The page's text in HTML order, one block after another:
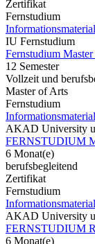
Zertifikat
Fernstudium
IU Fernstudium
Fernstudium
12 Semester
Vollzeit und
Master of Arts
Fernstudium
AKAD University
FERNSTUDIUM
6 Monat(e)
berufsbegleitend
Zertifikat
Fernstudium
AKAD University
FERNSTUDIUM
6 Monat(e)